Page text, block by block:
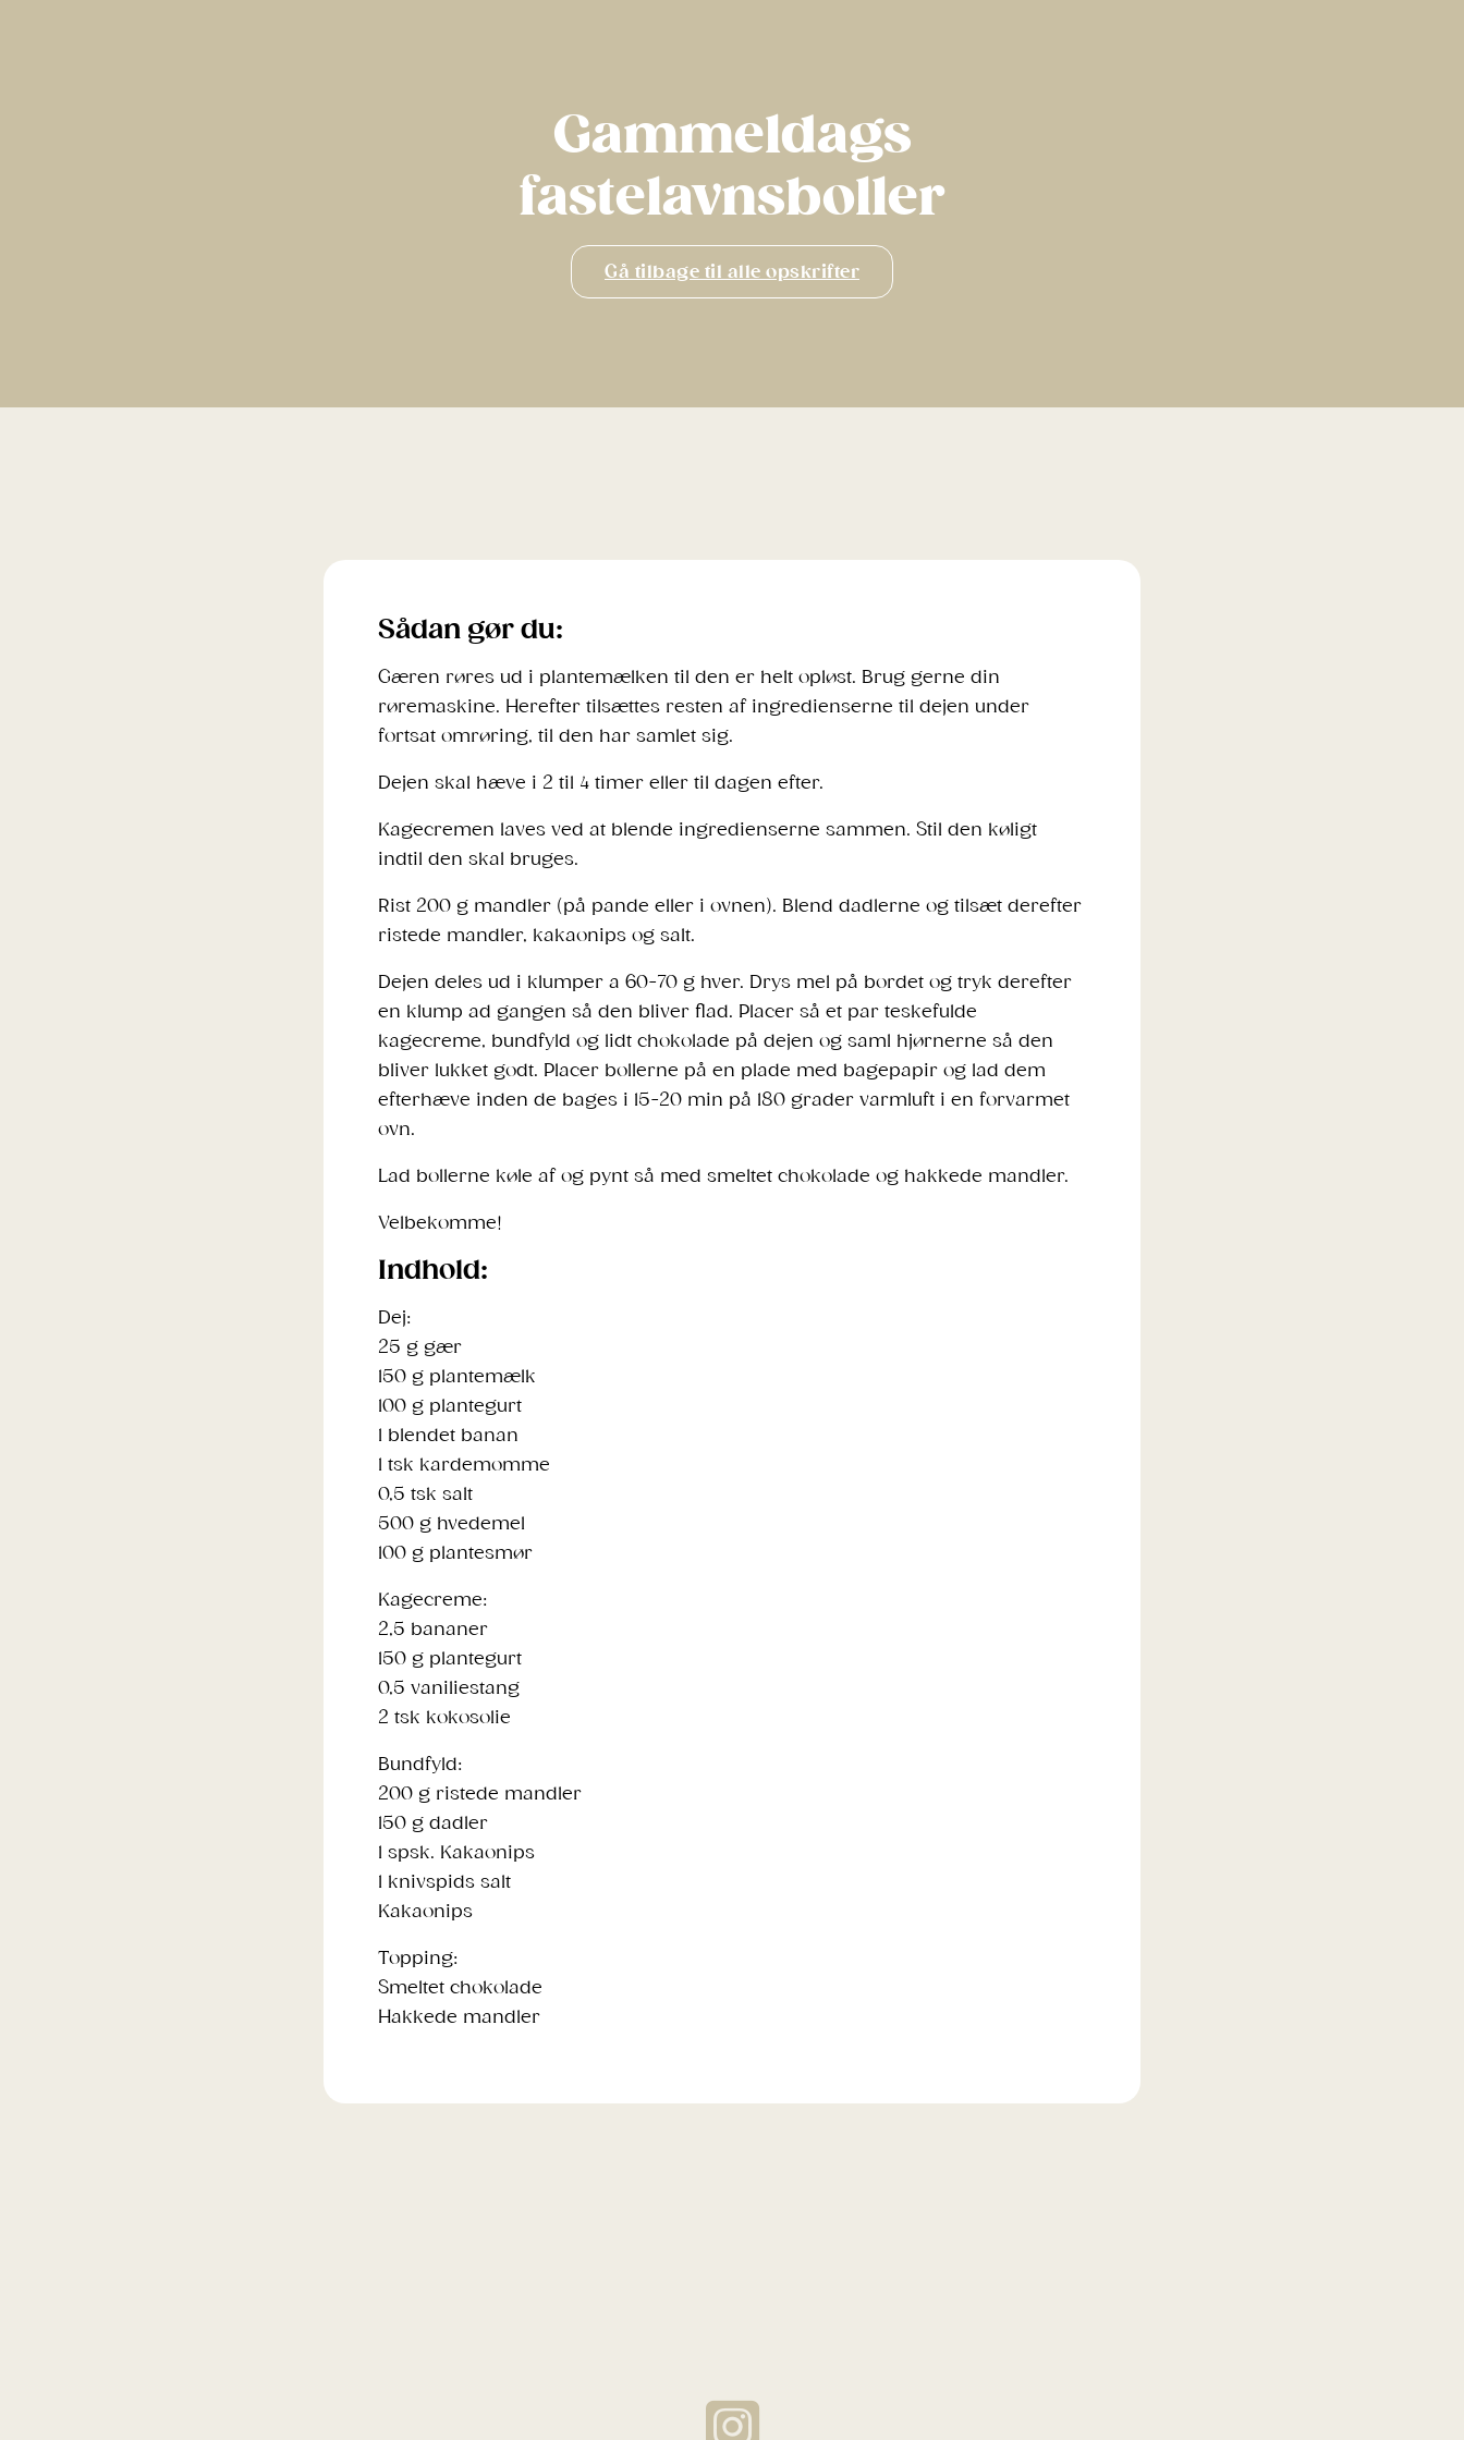
Gammeldags
fastelavnsboller
Gå tilbage til alle opskrifter
Sådan gør du:
Gæren røres ud i plantemælken til den er helt opløst. Brug gerne din
røremaskine. Herefter tilsættes resten af ingredienserne til dejen under
fortsat omrøring, til den har samlet sig.
Dejen skal hæve i 2 til 4 timer eller til dagen efter.
Kagecremen laves ved at blende ingredienserne sammen. Stil den køligt
indtil den skal bruges.
Rist 200 g mandler (på pande eller i ovnen). Blend dadlerne og tilsæt derefter
ristede mandler, kakaonips og salt.
Dejen deles ud i klumper a 60-70 g hver. Drys mel på bordet og tryk derefter
en klump ad gangen så den bliver flad. Placer så et par teskefulde
kagecreme, bundfyld og lidt chokolade på dejen og saml hjørnerne så den
bliver lukket godt. Placer bollerne på en plade med bagepapir og lad dem
efterhæve inden de bages i 15-20 min på 180 grader varmluft i en forvarmet
ovn.
Lad bollerne køle af og pynt så med smeltet chokolade og hakkede mandler.
Velbekomme!
Indhold:
Dej:
25 g gær
150 g plantemælk
100 g plantegurt
1 blendet banan
1 tsk kardemomme
0,5 tsk salt
500 g hvedemel
100 g plantesmør
Kagecreme:
2,5 bananer
150 g plantegurt
0,5 vaniliestang
2 tsk kokosolie
Bundfyld:
200 g ristede mandler
150 g dadler
1 spsk. Kakaonips
1 knivspids salt
Kakaonips
Topping:
Smeltet chokolade
Hakkede mandler